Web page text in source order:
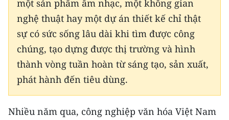
Media Y tế
Media Khoa học - Công nghệ
Media Môi trường
Ảnh
một sản phẩm âm nhạc, một không gian
nghệ thuật hay một dự án thiết kế chỉ thật
sự có sức sống lâu dài khi tìm được công
chúng, tạo dựng được thị trường và hình
thành vòng tuần hoàn từ sáng tạo, sản xuất,
phát hành đến tiêu dùng.
Nhiều năm qua, công nghiệp văn hóa Việt Nam